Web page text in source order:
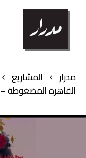
مدرار المشاريع
القاهرة المضغوطة